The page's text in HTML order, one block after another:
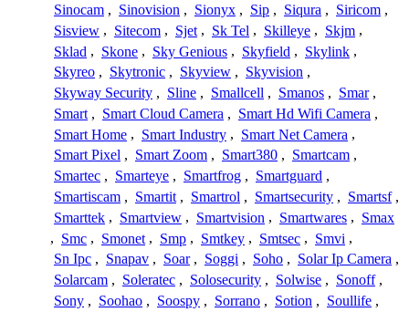
Sinocam , Sinovision , Sionyx , Sip , Siqura , Siricom ,
Sisview , Sitecom , Sjet , Sk Tel , Skilleye , Skjm ,
Sklad , Skone , Sky Genious , Skyfield , Skylink ,
Skyreo , Skytronic , Skyview , Skyvision ,
Skyway Security , Sline , Smallcell , Smanos , Smar ,
Smart , Smart Cloud Camera , Smart Hd Wifi Camera ,
Smart Home , Smart Industry , Smart Net Camera ,
Smart Pixel , Smart Zoom , Smart380 , Smartcam ,
Smartec , Smarteye , Smartfrog , Smartguard ,
Smartiscam , Smartit , Smartrol , Smartsecurity , Smartsf ,
Smarttek , Smartview , Smartvision , Smartwares , Smax
, Smc , Smonet , Smp , Smtkey , Smtsec , Smvi ,
Sn Ipc , Snapav , Soar , Soggi , Soho , Solar Ip Camera ,
Solarcam , Soleratec , Solosecurity , Solwise , Sonoff ,
Sony , Soohao , Soospy , Sorrano , Sotion , Soullife ,